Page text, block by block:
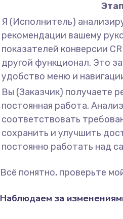
Я (Исполнитель)
рекомендации вашему
показателей конверсии
другой функционал. Это
удобство меню и
Вы (Заказчик) получаете
постоянная работа.
соответствовать
сохранить и улучшить
постоянно работать над
Всё понятно, проверьте
Наблюдаем за